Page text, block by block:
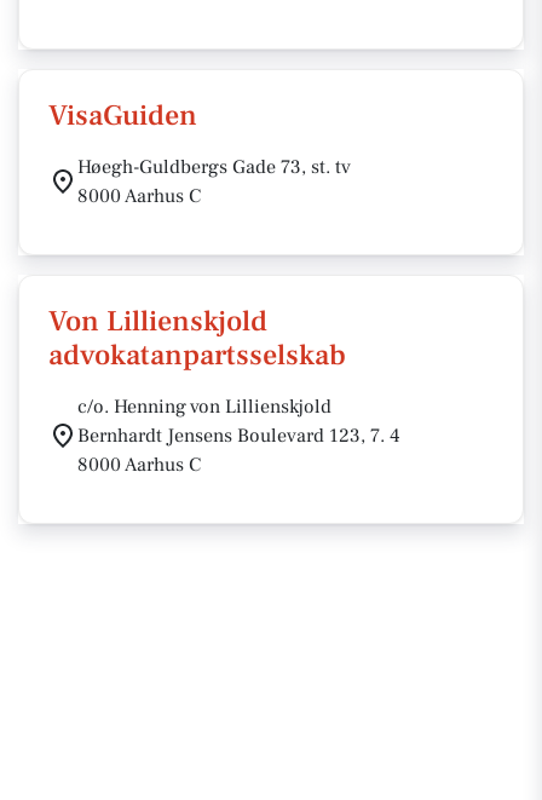
VisaGuiden
Høegh-Guldbergs Gade 73, st. tv
8000 Aarhus C
Von Lillienskjold
advokatanpartsselskab
c/o. Henning von Lillienskjold
Bernhardt Jensens Boulevard 123, 7. 4
8000 Aarhus C